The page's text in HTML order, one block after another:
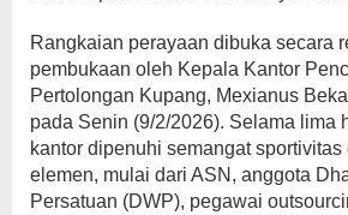
Rangkaian perayaan dibuka secara
pembukaan oleh Kepala Kantor
Pertolongan Kupang, Mexianus
pada Senin (9/2/2026). Selama lima
kantor dipenuhi semangat sportivitas
elemen, mulai dari ASN, anggota
Persatuan (DWP), pegawai